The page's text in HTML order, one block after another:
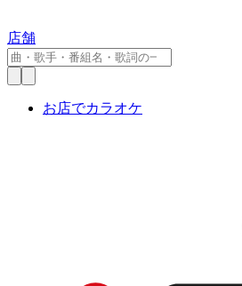
店舗
お店でカラオケ